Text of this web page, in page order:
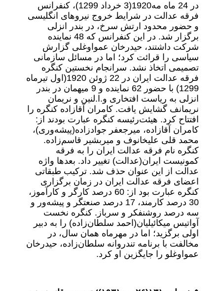
در 24 ماه مه‌1920‌(3 خرداد 1299)، کنفرانس
فرقه عدالت در شرایط خروج نیروهای انگلیسی
و حضور محدود ارتش سرخ، در بندر انزلی
برگزار شد. در این کنفرانس که 48 نماینده
شرکت داشتند، حیدرخان عمواوغلی گزارش
سیاسی را قرائت کرد؛ اما در مسائل سازمانی
تصمیمی اتخاذ نشد. سرانجام نخستین کنگره
فرقه عدالت ایران در 22 ژوئن 1920‌(اول تیرماه
1299) با حضور 62 نماینده و 9 میهمان در بندر
انزلی به ریاست افتخاری و.ا.لنین و نریمان
نریمانف گشایش یافت. کامران آقازاده کنگره را
افتتاح کرد. هیئت‌رئیسه کنگره عبارت بودند از:
کامران آقازاده، میرجعفر جوادزاده‌(پیشه‌وری)،
محمد قلی علیخانوف و میربشیر قاسم‌زاده.
کنگره نام فرقه عدالت ایران را به فرقه
کمونیست ایران‌(عدالت) تغییر داد. بعدها واژه
عدالت از این عنوان حذف شد. ترکیب طبقاتی
اعضای فرقه عدالت ایران در زمان برگزاری
کنگره عبارت بود از: 60 درصد کارگر و کارآموز،
30 درصد کارمند، 17 درصد صنعتگر و پیشه‌ور و
سه درصد روشنفکر و سرباز. کنگره نخست
آواتیس میکائیلیان‌(احمد سلطان‌زاده) را به دبیر
اولی برگزید؛ اما در مهرماه همان سال، در
مخالفت با برنامه تندروانه سلطان‌زاده، حیدرخان
عمواوغلو را جایگزین او کرد.